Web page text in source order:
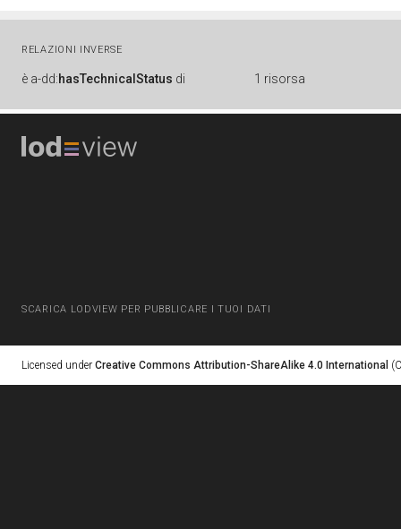
RELAZIONI INVERSE
è a-dd:hasTechnicalStatus di 1 risorsa
SCARICA LODVIEW PER PUBBLICARE I TUOI DATI
Licensed under Creative Commons Attribution-ShareAlike 4.0 International